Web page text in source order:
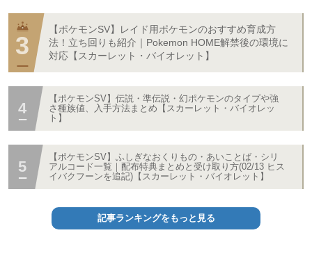
【ポケモンSV】レイド用ポケモンのおすすめ育成方
法！立ち回りも紹介｜Pokemon HOME解禁後の環境に
対応【スカーレット・バイオレット】
【ポケモンSV】伝説・準伝説・幻ポケモンのタイプや強
さ種族値、入手方法まとめ【スカーレット・バイオレッ
ト】
【ポケモンSV】ふしぎなおくりもの・あいことば・シリ
アルコード一覧｜配布特典まとめと受け取り方(02/13 ヒス
イバクフーンを追記)【スカーレット・バイオレット】
記事ランキングをもっと見る